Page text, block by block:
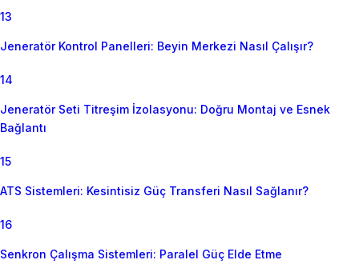
13
Jeneratör Kontrol Panelleri: Beyin Merkezi Nasıl Çalışır?
14
Jeneratör Seti Titreşim İzolasyonu: Doğru Montaj ve Esnek
Bağlantı
15
ATS Sistemleri: Kesintisiz Güç Transferi Nasıl Sağlanır?
16
Senkron Çalışma Sistemleri: Paralel Güç Elde Etme